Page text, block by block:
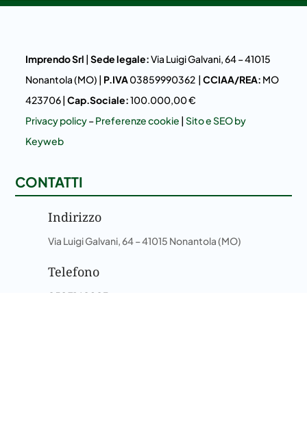
Imprendo Srl | Sede legale:Via Luigi Galvani, 64 – 41015
Nonantola (MO) | P.IVA 03859990362 | CCIAA/REA: MO
423706 | Cap.Sociale:100.000,00 €
Privacy policy–Preferenze cookie | Sito e SEO by
Keyweb
CONTATTI
Indirizzo
Via Luigi Galvani, 64 – 41015 Nonantola (MO)
Telefono
059 7140803